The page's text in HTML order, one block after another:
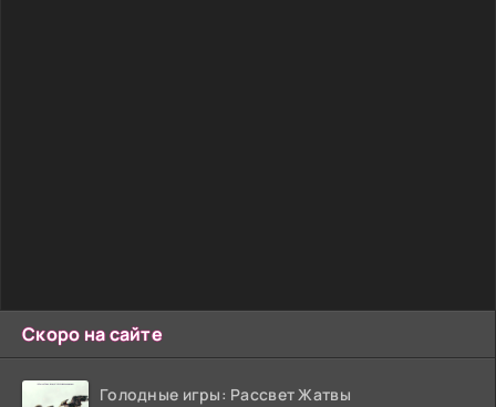
Скоро на сайте
Голодные игры: Рассвет Жатвы